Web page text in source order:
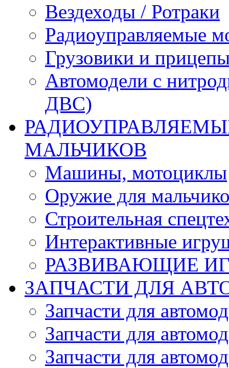
Вездеходы / Ротраки
Радиоуправляемые
Грузовики и
Автомодели с
ДВС)
МАЛЬЧИКОВ
Машины, мотоциклы
Оружие для
Строительная
Интерактивные
РАЗВИВАЮЩИЕ
ЗАПЧАСТИ ДЛЯ
Запчасти для
Запчасти для
Запчасти для